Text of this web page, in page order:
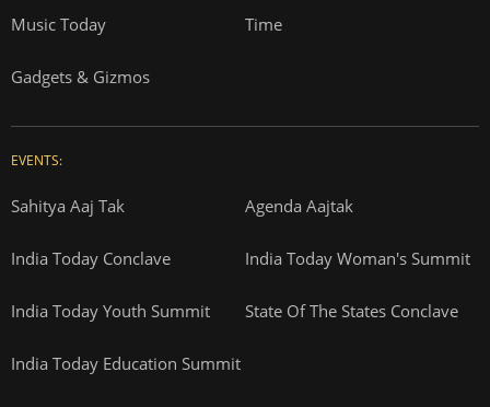
Music Today Time
Gadgets & Gizmos
EVENTS:
Sahitya Aaj Tak Agenda Aajtak
India Today Conclave India Today Woman's Summit
India Today Youth Summit State Of The States Conclave
India Today Education Summit